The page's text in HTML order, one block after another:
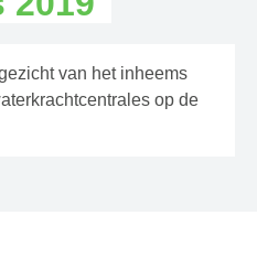
van het inheems
op de